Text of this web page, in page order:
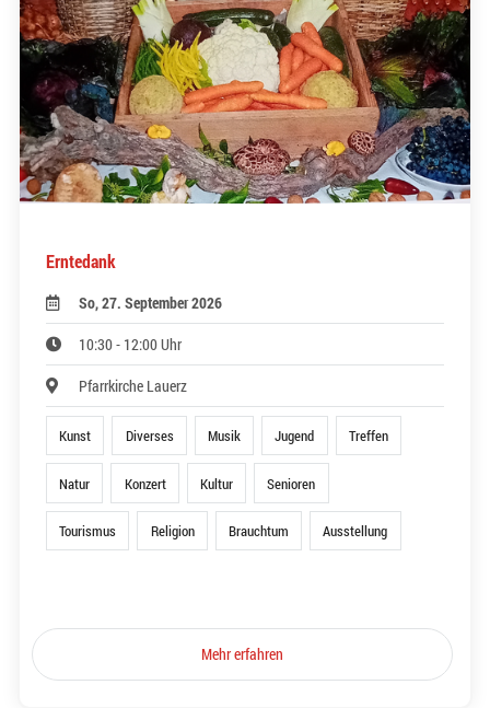
Erntedank
So, 27. September 2026
10:30 - 12:00 Uhr
Pfarrkirche Lauerz
Kunst Diverses Musik Jugend Treffen
Natur Konzert Kultur Senioren
Tourismus Religion Brauchtum Ausstellung
Mehr erfahren